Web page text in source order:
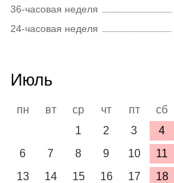
36-часовая неделя
24-часовая неделя
Июль
пн вт ср чт пт сб
1
2 3 4
6
7 8 9 10 11
13
14 15 16 17 18